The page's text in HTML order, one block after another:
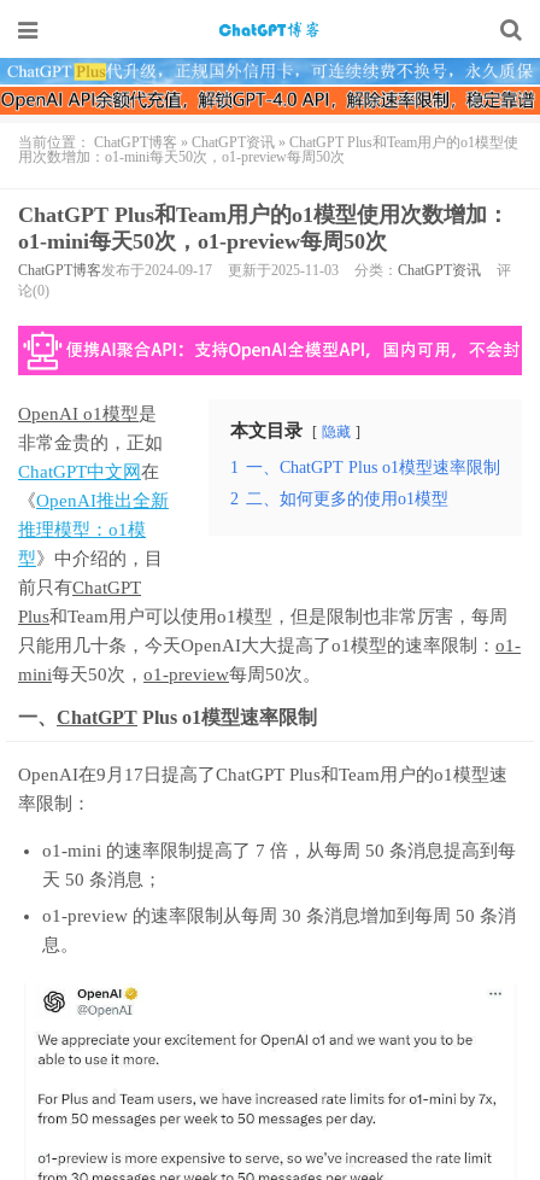
当前位置： ChatGPT博客 » ChatGPT资讯 » ChatGPT Plus和Team用户的o1模型使
用次数增加：o1-mini每天50次，o1-preview每周50次
ChatGPT Plus和Team用户的o1模型使用次数增加：
o1-mini每天50次，o1-preview每周50次
ChatGPT博客发布于2024-09-17 更新于2025-11-03 分类： ChatGPT资讯
评
论(0)
本文目录 隐藏
1 一、ChatGPT Plus o1模型速率限制
2 二、如何更多的使用o1模型
OpenAI o1模型是
非常金贵的，正如
ChatGPT中文网在
《OpenAI推出全新
推理模型：o1模
型》中介绍的，目
前只有ChatGPT
Plus和Team用户可以使用o1模型，但是限制也非常厉害，每周
只能用几十条，今天OpenAI大大提高了o1模型的速率限制： o1-
mini每天50次， o1-preview每周50次。
一、 ChatGPT Plus o1模型速率限制
OpenAI在9月17日提高了ChatGPT Plus和Team用户的o1模型速
率限制：
o1-mini 的速率限制提高了 7 倍，从每周 50 条消息提高到每
天 50 条消息；
o1-preview 的速率限制从每周 30 条消息增加到每周 50 条消
息。